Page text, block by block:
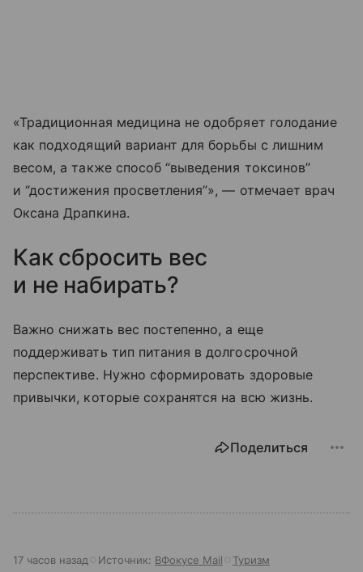
«Традиционная медицина не одобряет голодание
как подходящий вариант для борьбы с лишним
весом, а также способ “выведения токсинов”
и “достижения просветления”», — отмечает врач
Оксана Драпкина.
Как сбросить вес
и не набирать?
Важно снижать вес постепенно, а еще
поддерживать тип питания в долгосрочной
перспективе. Нужно сформировать здоровые
привычки, которые сохранятся на всю жизнь.
Поделиться
17 часов назад Источник: ВФокусе Mail Туризм